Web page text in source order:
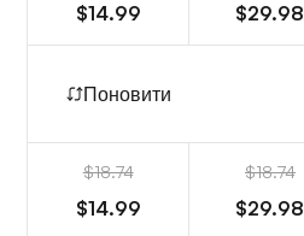
$14.99 $29.98
Поновити
$18.74
$14.99
$18.74
$29.98